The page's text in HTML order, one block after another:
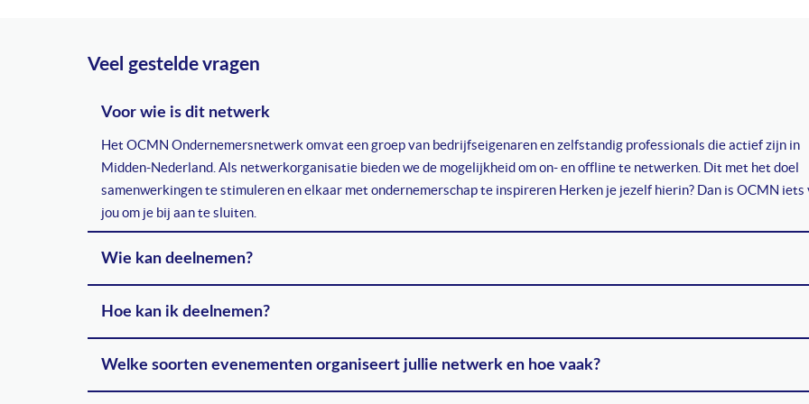
Veel gestelde vragen
Voor wie is dit netwerk
Het OCMN Ondernemersnetwerk omvat een groep van bedrijfseigenaren en zelfstandig professionals die actief zijn in
Midden-Nederland. Als netwerkorganisatie bieden we de mogelijkheid om on- en offline te netwerken. Dit met het doel
samenwerkingen te stimuleren en elkaar met ondernemerschap te inspireren Herken je jezelf hierin? Dan is OCMN iets
jou om je bij aan te sluiten.
Wie kan deelnemen?
Hoe kan ik deelnemen?
Welke soorten evenementen organiseert jullie netwerk en hoe vaak?